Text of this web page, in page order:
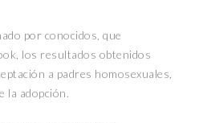
por conocidos, que
los resultados obtenidos
a padres homosexuales,
la adopción.